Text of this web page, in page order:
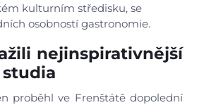
kulturním středisku, se
osobností gastronomie.
nejinspirativnější
proběhl ve Frenštátě dopolední